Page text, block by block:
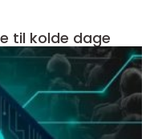
til kolde dage